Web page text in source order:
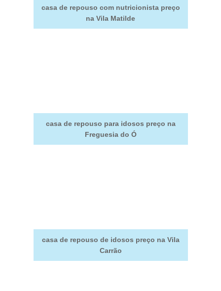
casa de repouso com nutricionista preço
na Vila Matilde
casa de repouso para idosos preço na
Freguesia do Ó
casa de repouso de idosos preço na Vila
Carrão